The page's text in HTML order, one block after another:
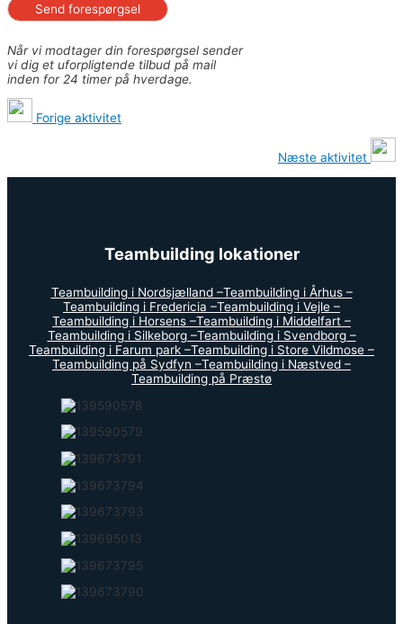
Send forespørgsel
Når vi modtager din forespørgsel sender
vi dig et uforpligtende tilbud på mail
inden for 24 timer på hverdage.
Forige aktivitet
Næste aktivitet
Teambuilding lokationer
Teambuilding i Nordsjælland –Teambuilding i Århus –
Teambuilding i Fredericia –Teambuilding i Vejle –
Teambuilding i Horsens –Teambuilding i Middelfart –
Teambuilding i Silkeborg –Teambuilding i Svendborg –
Teambuilding i Farum park –Teambuilding i Store Vildmose –
Teambuilding på Sydfyn –Teambuilding i Næstved –
Teambuilding på Præstø